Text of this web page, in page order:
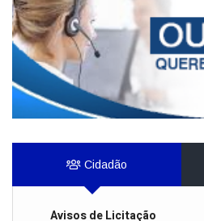
Cidadão
Avisos de Licitação